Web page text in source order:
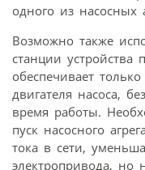
одного из насосных
Возможно также
станции устройства
обеспечивает
двигателя насоса,
время работы.
пуск насосного
тока в сети,
электропривода, но